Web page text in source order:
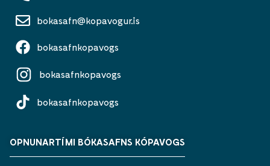
bokasafn@kopavogur.is
bokasafnkopavogs
bokasafnkopavogs
bokasafnkopavogs
OPNUNARTÍMI BÓKASAFNS KÓPAVOGS